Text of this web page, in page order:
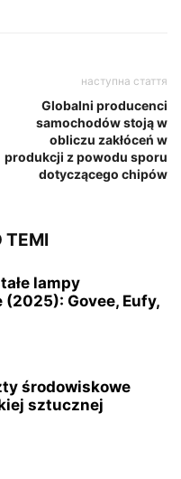
наступна стаття
Globalni producenci
samochodów stoją w
obliczu zakłóceń w
produkcji z powodu sporu
dotyczącego chipów
ТЕМІ
lampy
Govee, Eufy,
środowiskowe
sztucznej